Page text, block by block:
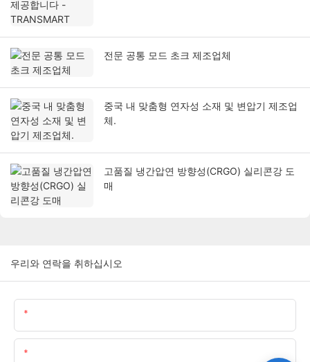
전문 공통 모드 초크 제조업체
중국 내 맞춤형 연자성 소재 및 변압기 제조업
체.
고품질 냉간압연 방향성(CRGO) 실리콘강 도
매
우리와 연락을 취하십시오